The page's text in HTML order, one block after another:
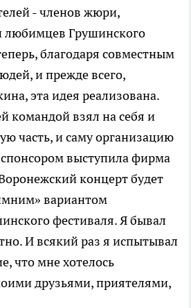
- членов жюри,
любимцев Грушинского
благодаря совместным
и прежде всего,
эта идея реализована.
командой взял на себя и
часть, и саму организацию
выступила фирма
концерт будет
вариантом
фестиваля. Я бывал
И всякий раз я испытывал
что мне хотелось
друзьями, приятелями,